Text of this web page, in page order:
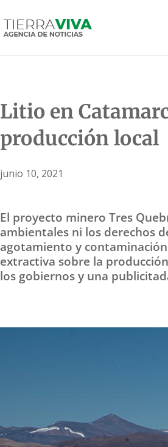
Litio en
producción local
junio 10, 2021
El proyecto minero Tres
ambientales ni los derechos
agotamiento y contaminación
extractiva sobre la
los gobiernos y una